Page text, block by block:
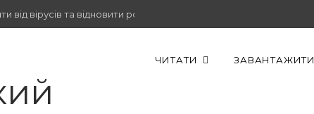
вірусів та відновити роботу.
ЧИТАТИ ЗАВАНТАЖИТИ